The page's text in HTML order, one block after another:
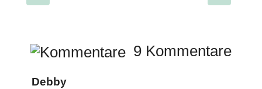
9 Kommentare
Debby